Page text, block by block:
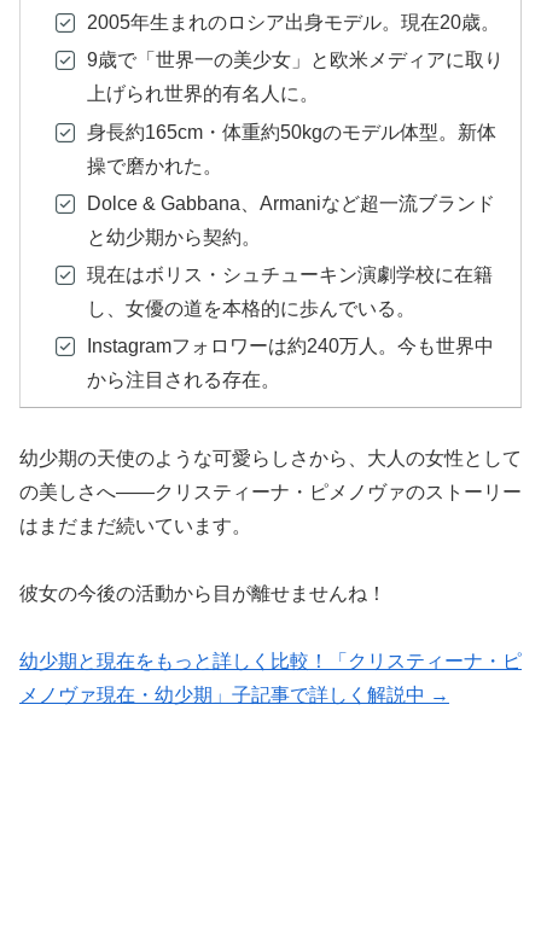
2005年生まれのロシア出身モデル。現在20歳。
9歳で「世界一の美少女」と欧米メディアに取り
上げられ世界的有名人に。
身長約165cm・体重約50kgのモデル体型。新体
操で磨かれた。
Dolce & Gabbana、Armaniなど超一流ブランド
と幼少期から契約。
現在はボリス・シュチューキン演劇学校に在籍
し、女優の道を本格的に歩んでいる。
Instagramフォロワーは約240万人。今も世界中
から注目される存在。
幼少期の天使のような可愛らしさから、大人の女性として
の美しさへ――クリスティーナ・ピメノヴァのストーリー
はまだまだ続いています。
彼女の今後の活動から目が離せませんね！
幼少期と現在をもっと詳しく比較！「クリスティーナ・ピ
メノヴァ現在・幼少期」子記事で詳しく解説中 →